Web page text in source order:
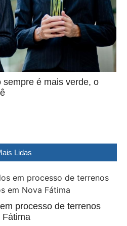
é mais verde, o
Lidas
processo de terrenos